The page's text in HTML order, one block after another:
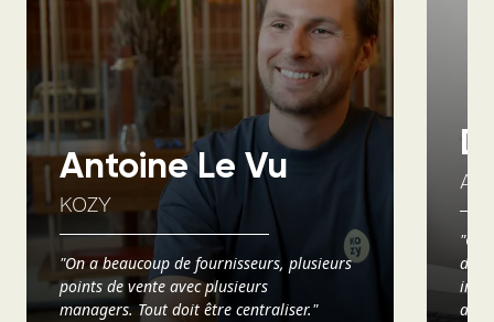
Antoine Le Vu
KOZY
"On a beaucoup de fournisseurs, plusieurs
points de vente avec plusieurs
managers. Tout doit être centraliser."
"Ce